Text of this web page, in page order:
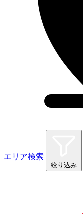
エリア検索
絞り込み